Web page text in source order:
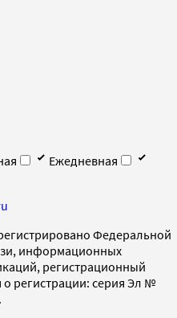
Ежедневная
Федеральной
информационных
регистрационный
регистрации: серия Эл №